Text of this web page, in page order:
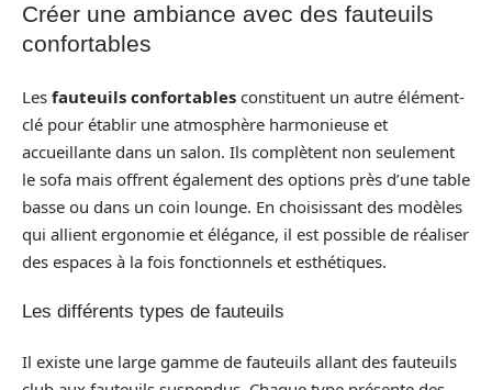
Créer une ambiance avec des fauteuils
confortables
Les fauteuils confortables constituent un autre élément-
clé pour établir une atmosphère harmonieuse et
accueillante dans un salon. Ils complètent non seulement
le sofa mais offrent également des options près d’une table
basse ou dans un coin lounge. En choisissant des modèles
qui allient ergonomie et élégance, il est possible de réaliser
des espaces à la fois fonctionnels et esthétiques.
Les différents types de fauteuils
Il existe une large gamme de fauteuils allant des fauteuils